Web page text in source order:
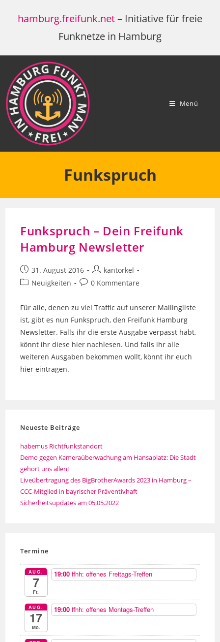
Inhalthamburg.freifunk.net– Initiative für freie
Funknetze in Hamburg
Menü
Funkspruch
Funkspruch – Dein Freifunk
Hamburg Newsletter
Beitrag
veröffentlicht:
31. August 2016
Beitrags-
Autor:
kantorkel
Beitrags-
Neuigkeiten
Beitrags-
0 Kommentare
Für alle, denen zu viel Traffic auf unserer Mailingliste
ist, gibt es nun Funkspruch, den Freifunk Hamburg
Newsletter. Falls ihr die erste Ausgabe verpasst habt,
könnt ihr diese hier nachlesen. Und falls ihr alle
weiteren Ausgaben bekommen wollt, könnt ihr euch
hier eintragen.
Neueste Beiträge
habemus Richtfunkstandort
Demo gegen Kameraüberwachung am Hansaplatz: Die Stadt
gehört uns allen!
Liveübertragung des BigBrotherAwards 2023 in Hamburg –
CCC-Mitglied in bayrischer Präventivhaft
Sicherheitsupdates am 05.05.2022
Termine
AUG.
7
Fr.
19:00 ffhh: offenes Freitags-Treffen
AUG.
17
Mo.
19:00 ffhh: offenes Montags-Treffen